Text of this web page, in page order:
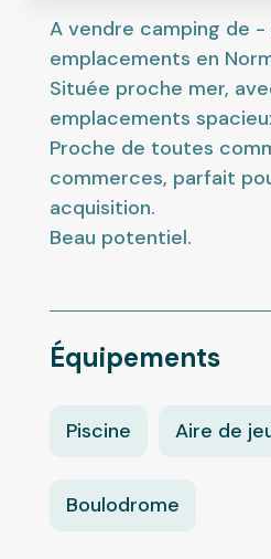
A vendre camping de
emplacements en
Située proche mer,
emplacements
Proche de toutes
commerces, parfait
acquisition.
Beau potentiel.
Équipements
Piscine Aire de
Boulodrome